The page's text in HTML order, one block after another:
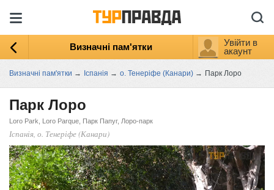
Визначні пам'ятки
Увійти в
акаунт
Визначні пам'ятки → Іспанія → о. Тенеріфе (Канари) → Парк Лоро
Парк Лоро
Loro Park, Loro Parque, Парк Папуг, Лоро-парк
Іспанія, о. Тенеріфе (Канари)